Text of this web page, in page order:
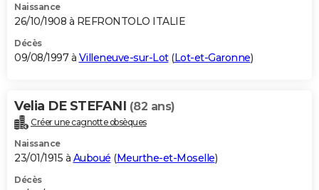
Naissance
26/10/1908 à REFRONTOLO ITALIE
Décès
09/08/1997 à Villeneuve-sur-Lot(Lot-et-Garonne)
Velia DE STEFANI (82 ans)
Créer une cagnotte obsèques
Naissance
23/01/1915 à Auboué (Meurthe-et-Moselle)
Décès